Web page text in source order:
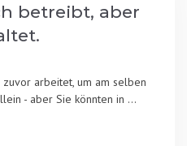
betreibt, aber
arbeitet, um am selben
- aber Sie könnten in ...